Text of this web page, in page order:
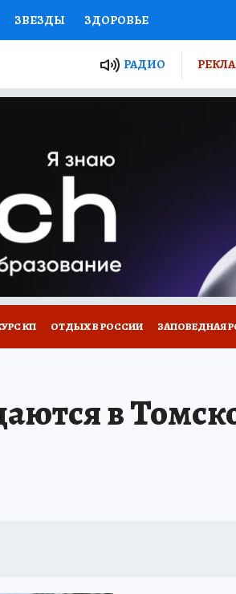
ЗВЕЗДЫ ЗДОРОВЬЕ
ПРОЕКТЫ РОССИИ
СЕКРЕТЫ ПУТЕВОДИТЕЛЬ
ГИД ПОТРЕБИТЕЛЯ
РАДИО
КП ОТДЫХ В РОССИИ ЗАПОВЕДНАЯ
в